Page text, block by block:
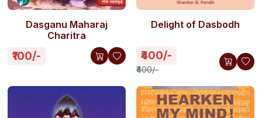
Dasganu Maharaj
Charitra
₹100/-
Delight of Dasbodh
₹400/-
₹400/-